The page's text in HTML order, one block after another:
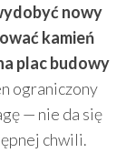
nowy
kamień
plac budowy
ograniczony
— nie da się
chwili.